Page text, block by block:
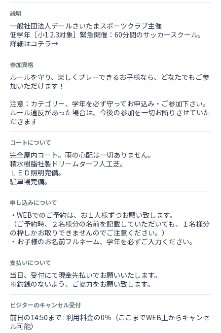
説明
一般社団法人デールさいたまスポーツクラブ主催
低学年［小1.2.3対象］緊急開催：60分間のサッカースクール。
詳細はコチラ→
参加資格
ルールを守り、楽しくプレーできるお子様なら、どなたでもご参
加いただけます！
注意：カテゴリー、学年を必ず守ってお申込み・ご参加下さい。
ルール違反があった場合は、今後の参加を一切お断りさせていた
だきます
コートについて
完全屋内コート。雨の心配は一切ありません。
積水樹脂社製ドリームターフ人工芝。
ＬＥＤ照明完備。
駐車場完備。
申し込みについて
・WEBでのご予約は、お１人様ずつお願い致します。
（ご予約時、２名様分の名前を記載していただいても、１名様分
の枠しかお取りできませんのでご注意ください。）
・お子様のお名前フルネーム、学年を必ずご入力ください。
支払いについて
当日、受付にて現金先払いでお願いいたします。
※釣銭のないよう、ご協力をお願い致します。
ビジターのキャンセル受付
前日の14:50まで : 利用料金の0％（ここまでWEB上からキャンセ
ル可能）